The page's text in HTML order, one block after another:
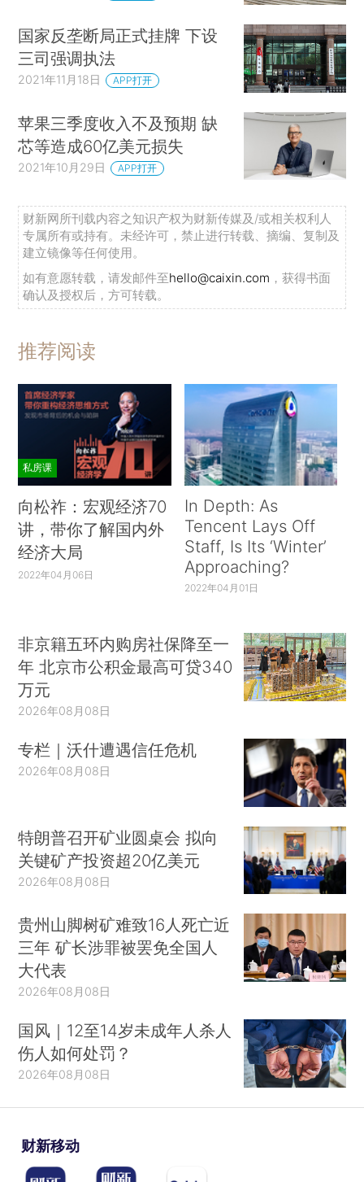
国家反垄断局正式挂牌 下设
三司强调执法
2021年11月18日 APP打开
苹果三季度收入不及预期 缺
芯等造成60亿美元损失
2021年10月29日 APP打开
财新网所刊载内容之知识产权为财新传媒及/或相关权利人
专属所有或持有。未经许可，禁止进行转载、摘编、复制及
建立镜像等任何使用。
如有意愿转载，请发邮件至hello@caixin.com ，获得书面
确认及授权后，方可转载。
推荐阅读
私房课
向松祚：宏观经济70
讲，带你了解国内外
经济大局
2022年04月06日
In Depth: As
Tencent Lays Off
Staff, Is Its ‘Winter’
Approaching?
2022年04月01日
非京籍五环内购房社保降至一
年 北京市公积金最高可贷340
万元
2026年08月08日
专栏｜沃什遭遇信任危机
2026年08月08日
特朗普召开矿业圆桌会 拟向
关键矿产投资超20亿美元
2026年08月08日
贵州山脚树矿难致16人死亡近
三年 矿长涉罪被罢免全国人
大代表
2026年08月08日
国风｜12至14岁未成年人杀人
伤人如何处罚？
2026年08月08日
财新移动